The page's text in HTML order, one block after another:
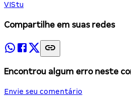
VIStu
Compartilhe em suas redes
Encontrou algum erro neste
Envie seu comentário